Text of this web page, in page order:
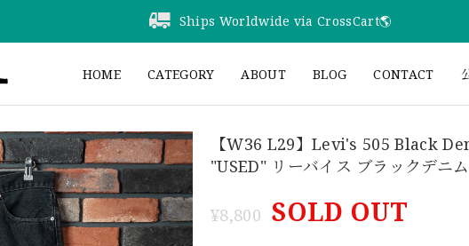
Ships Worldwide via CrossCart🌎️
HOME CATEGORY ABOUT BLOG CONTACT
【W36 L29】Levi's 505 Black
"USED" リーバイス ブラックデニ
¥8,800 SOLD OUT